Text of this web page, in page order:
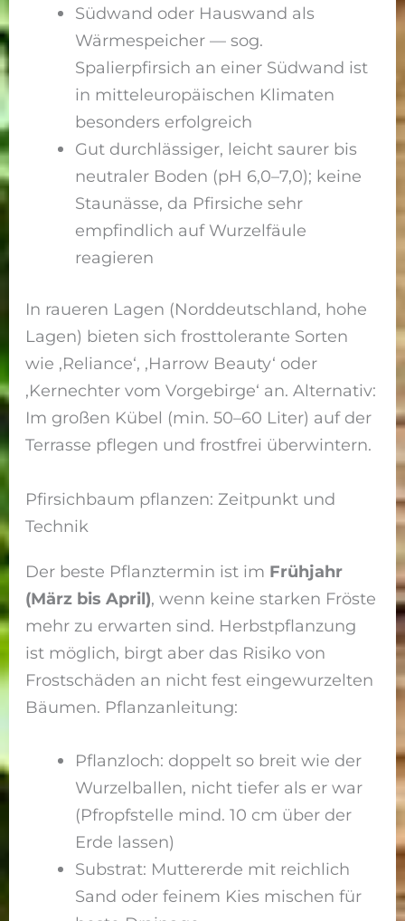
Südwand oder Hauswand als
Wärmespeicher — sog.
Spalierpfirsich an einer Südwand ist
in mitteleuropäischen Klimaten
besonders erfolgreich
Gut durchlässiger, leicht saurer bis
neutraler Boden (pH 6,0–7,0); keine
Staunässe, da Pfirsiche sehr
empfindlich auf Wurzelfäule
reagieren
In raueren Lagen (Norddeutschland, hohe
Lagen) bieten sich frosttolerante Sorten
wie ‚Reliance‘, ‚Harrow Beauty‘ oder
‚Kernechter vom Vorgebirge‘ an. Alternativ:
Im großen Kübel (min. 50–60 Liter) auf der
Terrasse pflegen und frostfrei überwintern.
Pfirsichbaum pflanzen: Zeitpunkt und
Technik
Der beste Pflanztermin ist im Frühjahr
(März bis April), wenn keine starken Fröste
mehr zu erwarten sind. Herbstpflanzung
ist möglich, birgt aber das Risiko von
Frostschäden an nicht fest eingewurzelten
Bäumen. Pflanzanleitung:
Pflanzloch: doppelt so breit wie der
Wurzelballen, nicht tiefer als er war
(Pfropfstelle mind. 10 cm über der
Erde lassen)
Substrat: Muttererde mit reichlich
Sand oder feinem Kies mischen für